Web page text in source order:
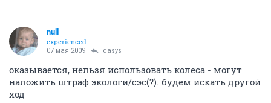
null
experienced
07 мая 2009 dasys
оказывается, нельзя использовать колеса - могут
наложить штраф экологи/сэс(?). будем искать другой
ход